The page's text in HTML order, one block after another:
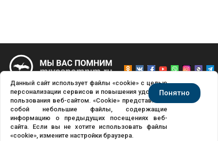
® «МЫ ВАС ПОМНИМ», ООО «БЭСТ КОНСАЛТ», Г.МОСКВА, ИНН
9715006840,
WHATSAPP/VIBER/TELEGRAM +7-969-049-47-46
Данный сайт использует файлы «cookie» с целью
персонализации сервисов и повышения удобства
пользования веб-сайтом. «Cookie» представляют
собой небольшие файлы, содержащие
информацию о предыдущих посещениях веб-
сайта. Если вы не хотите использовать файлы
«cookie», измените настройки браузера.
Понятно